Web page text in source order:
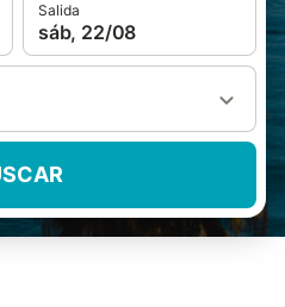
Salida
sáb, 22/08